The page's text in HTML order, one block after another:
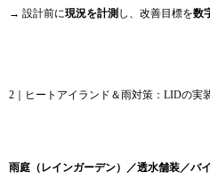
→ 設計前に現況を計測 し、改善目標を数
2｜ヒートアイランド＆雨対策：LIDの実
雨庭（レインガーデン）／透水舗装／バ